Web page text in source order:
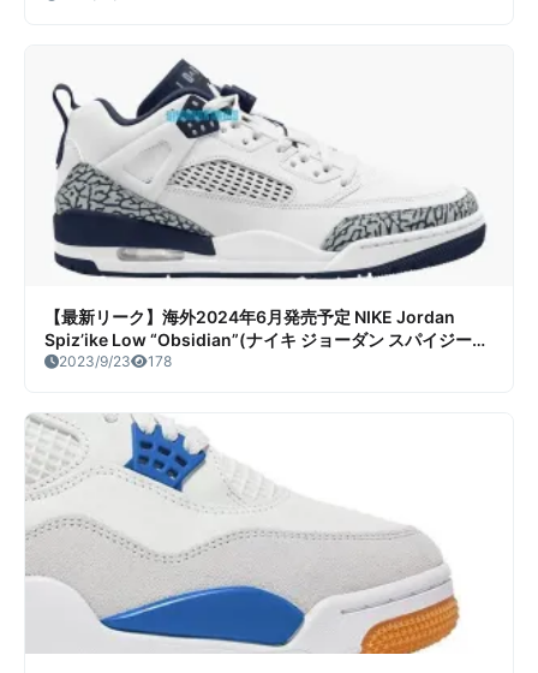
【最新リーク】海外2024年6月発売予定 NIKE Jordan
Spiz’ike Low “Obsidian”(ナイキ ジョーダン スパイジーク
ロー “オブシディアン”）リーク情報まとめ
2023/9/23 178